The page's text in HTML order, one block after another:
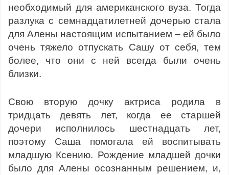
необходимый для американского вуза. Тогда
разлука с семнадцатилетней дочерью стала
для Алены настоящим испытанием – ей было
очень тяжело отпускать Сашу от себя, тем
более, что они с ней всегда были очень
близки.
Свою вторую дочку актриса родила в
тридцать девять лет, когда ее старшей
дочери исполнилось шестнадцать лет,
поэтому Саша помогала ей воспитывать
младшую Ксению. Рождение младшей дочки
было для Алены осознанным решением, и,